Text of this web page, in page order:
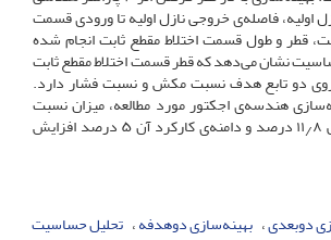
اولیه، فاصله‌ی خروجی نازل اولیه تا ورودی قسمت
قطر و طول قسمت اختلاط مقطع ثابت انجام شده
نشان می‌دهد که قطر قسمت اختلاط مقطع ثابت
روی دو تابع هدف نسبت مکش و نسبت فشار دارد.
هندسه‌ی اجکتور مورد مطالعه، میزان نسبت
مکش در حالت خفگی ۱۱٫۸ درصد و دامنه‌ی کارکرد آن ۵ درصد افزایش
دوبعدی بهینه‌سازی دوهدفه تحلیل حساسیت